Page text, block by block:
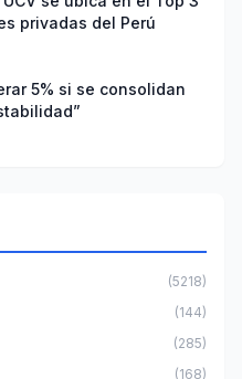
privadas del Perú
5% si se consolidan
(5218)
(144)
(285)
(168)